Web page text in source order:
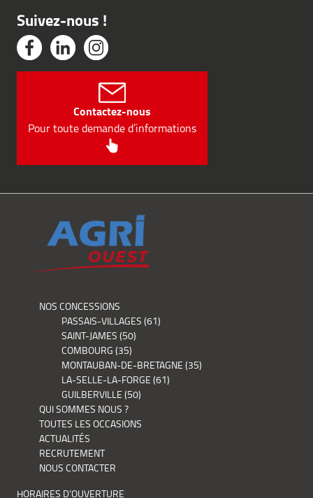
Suivez-nous !
Contactez-nous
Pour toute demande d’informations
NOS CONCESSIONS
PASSAIS-VILLAGES (61)
SAINT-JAMES (50)
COMBOURG (35)
MONTAUBAN-DE-BRETAGNE (35)
LA-SELLE-LA-FORGE (61)
GUILBERVILLE (50)
QUI SOMMES NOUS ?
TOUTES LES OCCASIONS
ACTUALITÉS
RECRUTEMENT
NOUS CONTACTER
HORAIRES D’OUVERTURE